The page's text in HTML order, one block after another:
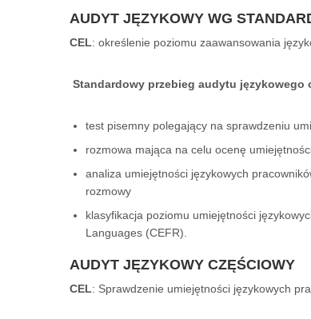
AUDYT JĘZYKOWY WG
CEL: określenie poziomu zaawansowania
Standardowy przebieg audytu językowego
test pisemny polegający na sprawdzeniu
rozmowa mająca na celu ocenę
analiza umiejętności językowych
rozmowy
klasyfikacja poziomu umiejętności
Languages (CEFR).
AUDYT JĘZYKOWY CZĘŚCIOWY
CEL: Sprawdzenie umiejętności językowych